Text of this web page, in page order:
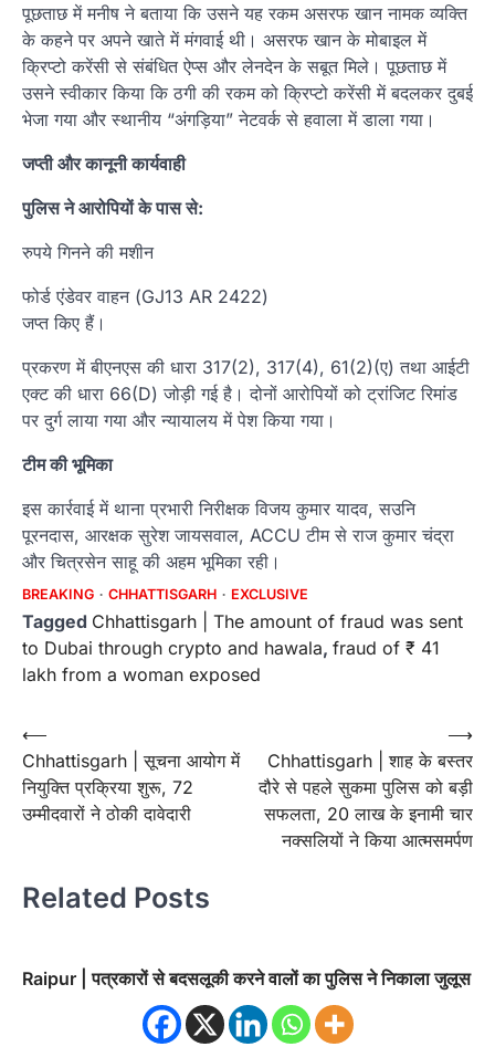
पूछताछ में मनीष ने बताया कि उसने यह रकम असरफ खान नामक व्यक्ति
के कहने पर अपने खाते में मंगवाई थी। असरफ खान के मोबाइल में
क्रिप्टो करेंसी से संबंधित ऐप्स और लेनदेन के सबूत मिले। पूछताछ में
उसने स्वीकार किया कि ठगी की रकम को क्रिप्टो करेंसी में बदलकर दुबई
भेजा गया और स्थानीय “अंगड़िया” नेटवर्क से हवाला में डाला गया।
जप्ती और कानूनी कार्यवाही
पुलिस ने आरोपियों के पास से:
रुपये गिनने की मशीन
फोर्ड एंडेवर वाहन (GJ13 AR 2422)
जप्त किए हैं।
प्रकरण में बीएनएस की धारा 317(2), 317(4), 61(2)(ए) तथा आईटी
एक्ट की धारा 66(D) जोड़ी गई है। दोनों आरोपियों को ट्रांजिट रिमांड
पर दुर्ग लाया गया और न्यायालय में पेश किया गया।
टीम की भूमिका
इस कार्रवाई में थाना प्रभारी निरीक्षक विजय कुमार यादव, सउनि
पूरनदास, आरक्षक सुरेश जायसवाल, ACCU टीम से राज कुमार चंद्रा
और चित्रसेन साहू की अहम भूमिका रही।
BREAKING CHHATTISGARH EXCLUSIVE
Tagged Chhattisgarh | The amount of fraud was sent
to Dubai through crypto and hawala, fraud of ₹ 41
lakh from a woman exposed
Post
navigation
⟵
Chhattisgarh | सूचना आयोग में
नियुक्ति प्रक्रिया शुरू, 72
उम्मीदवारों ने ठोकी दावेदारी
Chhattisgarh | शाह के बस्तर
दौरे से पहले सुकमा पुलिस को बड़ी
सफलता, 20 लाख के इनामी चार
नक्सलियों ने किया आत्मसमर्पण
⟶
Related Posts
Raipur | पत्रकारों से बदसलूकी करने वालों का पुलिस ने निकाला जुलूस